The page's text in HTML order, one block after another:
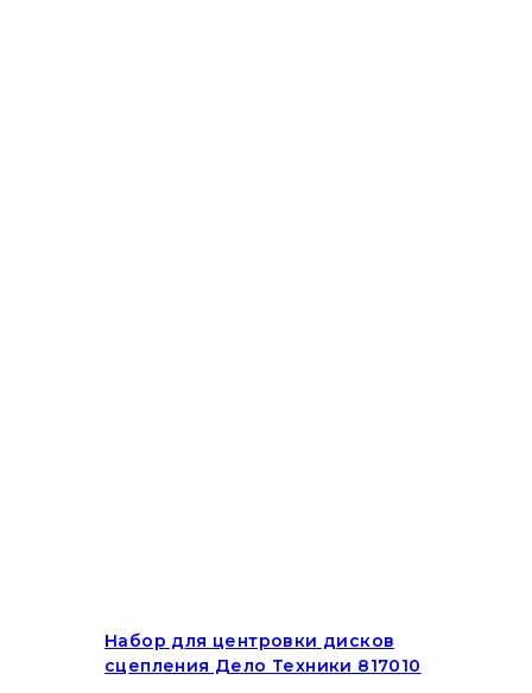
Набор для центровки дисков
сцепления Дело Техники 817010